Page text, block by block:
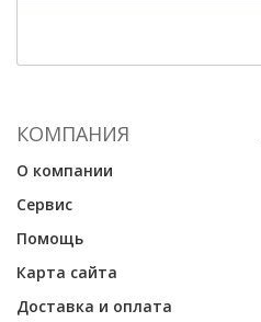
КОМПАНИЯ
О компании
Сервис
Помощь
Карта сайта
Доставка и оплата